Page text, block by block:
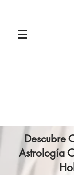
Descubre
Astrología